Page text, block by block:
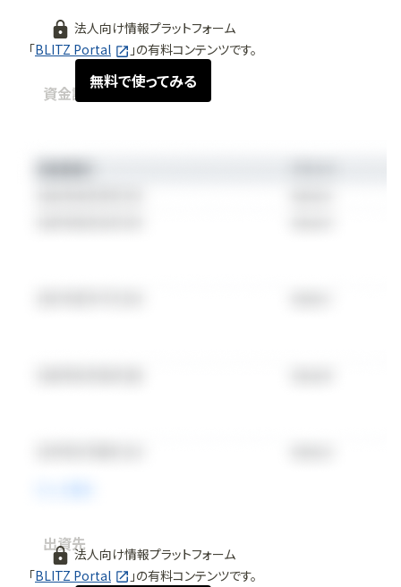
法人向け情報プラットフォーム
「BLITZ Portal 」の有料コンテンツです。
無料で使ってみる
資金調達情報
法人向け情報プラットフォーム
「BLITZ Portal 」の有料コンテンツです。
出資先